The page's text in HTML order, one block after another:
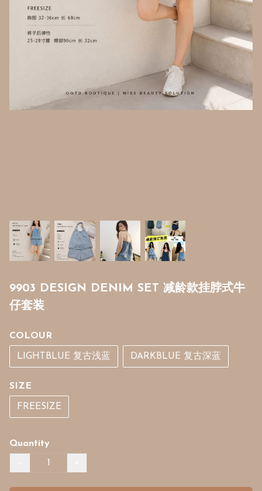
9903 DESIGN DENIM SET 减龄款挂脖式牛
仔套装
COLOUR
LIGHTBLUE 复古浅蓝 DARKBLUE 复古深蓝
SIZE
FREESIZE
Quantity